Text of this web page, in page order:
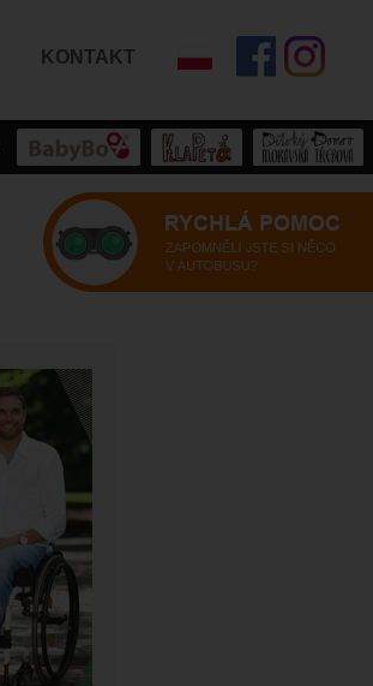
KONTAKT